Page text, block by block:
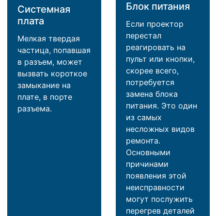
Системная
плата
Мелкая твердая
частица, попавшая
в разъем, может
вызвать короткое
замыкание на
плате, в порте
разъема.
Блок питания
Если проектор
перестал
реагировать на
пульт или кнопки,
скорее всего,
потребуется
замена блока
питания. Это один
из самых
несложных видов
ремонта.
Основными
причинами
появления этой
неисправности
могут послужить
перегрев деталей